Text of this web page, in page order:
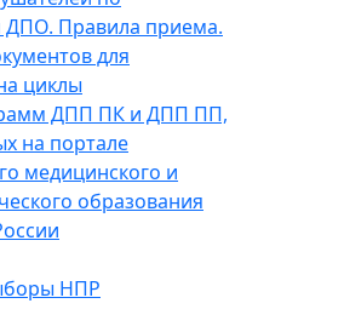
Правила приема.
для
циклы
ДПП ПК и ДПП ПП,
на портале
медицинского и
образования
НПР